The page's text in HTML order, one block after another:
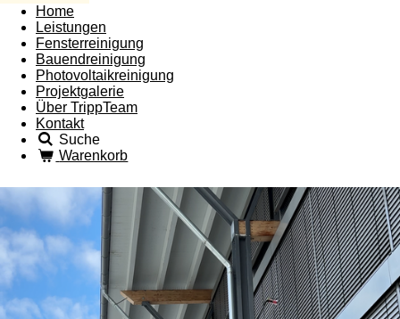
Home
Leistungen
Fensterreinigung
Bauendreinigung
Photovoltaikreinigung
Projektgalerie
Über TrippTeam
Kontakt
Suche
Warenkorb